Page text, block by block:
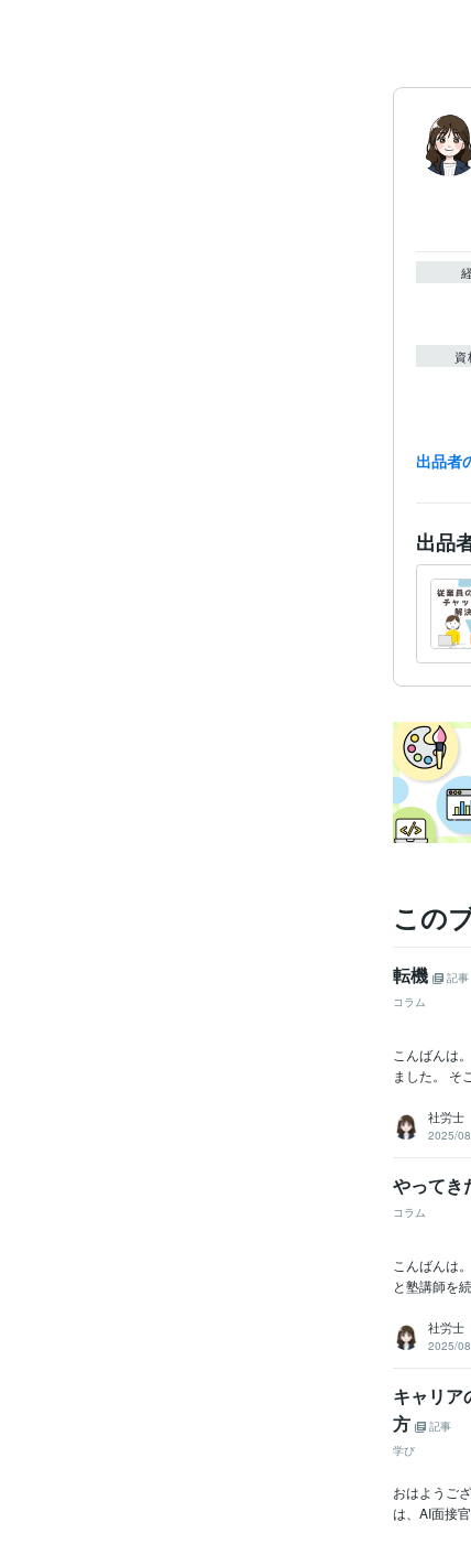
資
出品者
出品
この
転機
記事
コラム
こんばんは
ました。 そ
社労士
2025/
やってき
コラム
こんばんは
と塾講師を
社労士
2025/
キャリア
方
記事
学び
おはようご
は、AI面接